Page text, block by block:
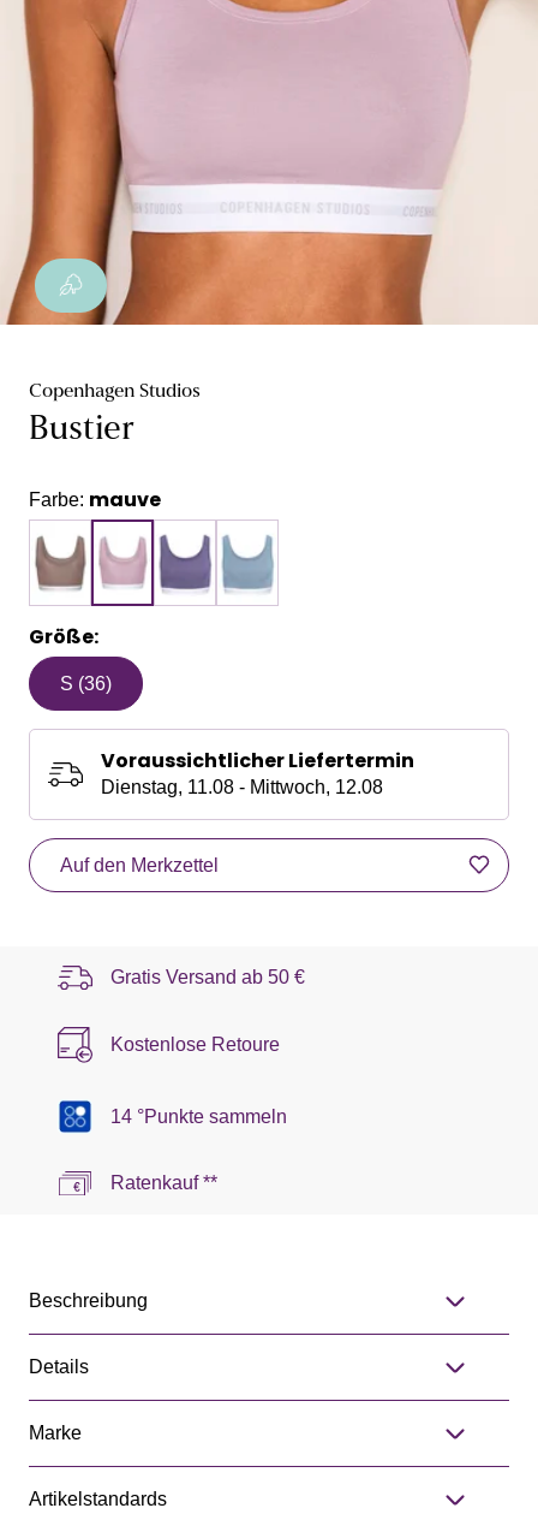
Copenhagen Studios
Bustier
Farbe: mauve
Größe:
S (36)
Voraussichtlicher Liefertermin
Dienstag, 11.08 - Mittwoch, 12.08
Auf den Merkzettel
Gratis Versand ab 50 €
Kostenlose Retoure
14 °Punkte sammeln
Ratenkauf **
Beschreibung
Details
Marke
Artikelstandards